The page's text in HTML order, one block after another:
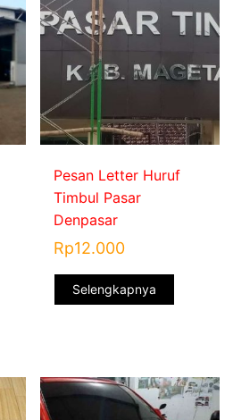
Pesan Letter Huruf
Timbul Pasar
Denpasar
Rp12.000
Selengkapnya